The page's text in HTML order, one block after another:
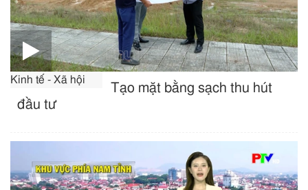
Kinh tế - Xã hội
Tạo mặt bằng sạch thu hút
đầu tư